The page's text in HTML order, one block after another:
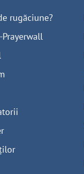
rugăciune?